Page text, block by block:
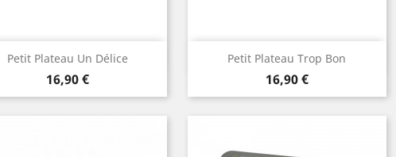
Petit Plateau Un Délice
Prix
16,90 €
 Aperçu rapide Petit Plateau Trop Bon
Prix
16,90 €
 Aperçu rapide